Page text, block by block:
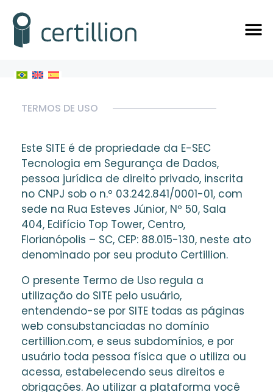
TERMOS DE USO
Este SITE é de propriedade da E-SEC
Tecnologia em Segurança de Dados,
pessoa jurídica de direito privado, inscrita
no CNPJ sob o n.º 03.242.841/0001-01, com
sede na Rua Esteves Júnior, Nº 50, Sala
404, Edifício Top Tower, Centro,
Florianópolis – SC, CEP: 88.015-130, neste ato
denominado por seu produto Certillion.
O presente Termo de Uso regula a
utilização do SITE pelo usuário,
entendendo-se por SITE todas as páginas
web consubstanciadas no domínio
certillion.com, e seus subdomínios, e por
usuário toda pessoa física que o utiliza ou
acessa, estabelecendo seus direitos e
obrigações. Ao utilizar a plataforma você